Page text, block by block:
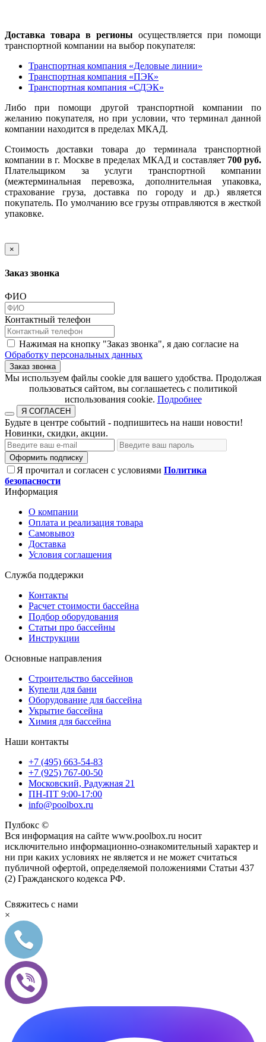
Доставка товара в регионы осуществляется при помощи
транспортной компании на выбор покупателя:
Транспортная компания «Деловые линии»
Транспортная компания «ПЭК»
Транспортная компания «СДЭК»
Либо при помощи другой транспортной компании по
желанию покупателя, но при условии, что терминал данной
компании находится в пределах МКАД.
Стоимость доставки товара до терминала транспортной
компании в г. Москве в пределах МКАД и составляет 700 руб.
Плательщиком за услуги транспортной компании
(межтерминальная перевозка, дополнительная упаковка,
страхование груза, доставка по городу и др.) является
покупатель. По умолчанию все грузы отправляются в жесткой
упаковке.
×
Заказ звонка
ФИО
Контактный телефон
Нажимая на кнопку "Заказ звонка", я даю согласие на
Обработку персональных данных
Заказ звонка
​​​​​​​Мы используем файлы cookie для вашего удобства. Продолжая
пользоваться сайтом, вы соглашаетесь с политикой
использования cookie.​​​​​​​ Подробнее
Я СОГЛАСЕН
Будьте в центре событий - подпишитесь на наши новости!
Новинки, скидки, акции.
Оформить подписку
Я прочитал и согласен с условиями Политика
безопасности
Информация
О компании
Оплата и реализация товара
Самовывоз
Доставка
Условия соглашения
Служба поддержки
Контакты
Расчет стоимости бассейна
Подбор оборудования
Статьи про бассейны
Инструкции
Основные направления
Строительство бассейнов
Купели для бани
Оборудование для бассейна
Укрытие бассейна
Химия для бассейна
Наши контакты
+7 (495) 663-54-83
+7 (925) 767-00-50
Московский, Радужная 21
ПН-ПТ 9:00-17:00
info@poolbox.ru
Пулбокс ©
Вся информация на сайте www.poolbox.ru носит
исключительно информационно-ознакомительный характер и
ни при каких условиях не является и не может считаться
публичной офертой, определяемой положениями Статьи 437
(2) Гражданского кодекса РФ.
Свяжитесь с нами
×